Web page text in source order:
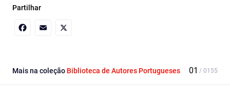
Partilhar
Mais na coleção Biblioteca de Autores Portugueses